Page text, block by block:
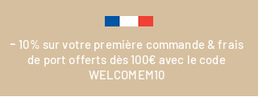
- 10% sur votre première commande & frais
de port offerts dès 100€ avec le code
WELCOMEM10